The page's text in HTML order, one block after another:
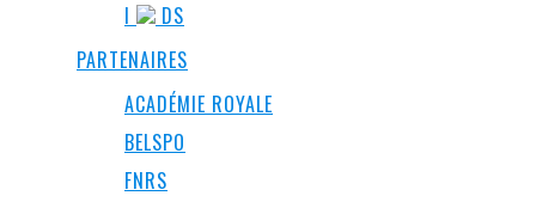
I
DS
PARTENAIRES
ACADÉMIE ROYALE
BELSPO
FNRS